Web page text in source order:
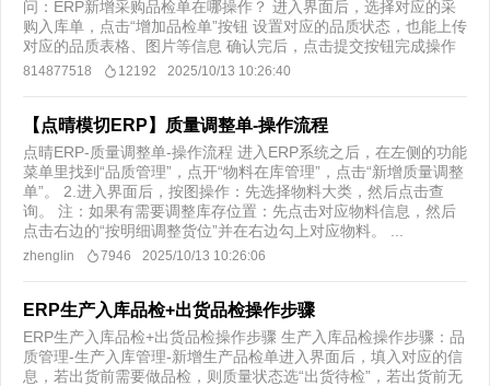
问：ERP新增采购品检单在哪操作？ 进入界面后，选择对应的采
购入库单，点击“增加品检单”按钮 设置对应的品质状态，也能上传
对应的品质表格、图片等信息 确认完后，点击提交按钮完成操作
814877518 12192 2025/10/13 10:26:40
【点晴模切ERP】质量调整单-操作流程
点晴ERP-质量调整单-操作流程 进入ERP系统之后，在左侧的功能
菜单里找到“品质管理”，点开“物料在库管理”，点击“新增质量调整
单”。 2.进入界面后，按图操作：先选择物料大类，然后点击查
询。 注：如果有需要调整库存位置：先点击对应物料信息，然后
点击右边的“按明细调整货位”并在右边勾上对应物料。 ...
zhenglin 7946 2025/10/13 10:26:06
ERP生产入库品检+出货品检操作步骤
ERP生产入库品检+出货品检操作步骤 生产入库品检操作步骤：品
质管理-生产入库管理-新增生产品检单进入界面后，填入对应的信
息，若出货前需要做品检，则质量状态选“出货待检”，若出货前无